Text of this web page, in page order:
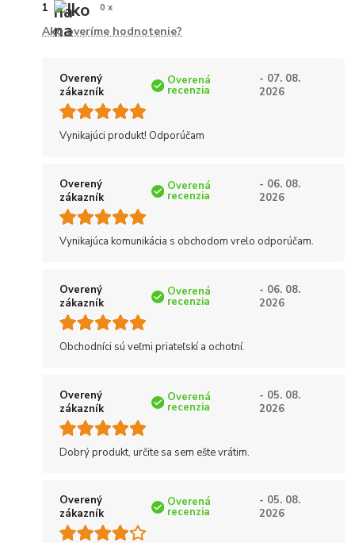
1 0 x
Ako overíme hodnotenie?
Overený
zákazník
Overená
recenzia
- 07. 08.
2026
Vynikajúci produkt! Odporúčam
Overený
zákazník
Overená
recenzia
- 06. 08.
2026
Vynikajúca komunikácia s obchodom vrelo odporúčam.
Overený
zákazník
Overená
recenzia
- 06. 08.
2026
Obchodníci sú veľmi priateľskí a ochotní.
Overený
zákazník
Overená
recenzia
- 05. 08.
2026
Dobrý produkt, určite sa sem ešte vrátim.
Overený
zákazník
Overená
recenzia
- 05. 08.
2026